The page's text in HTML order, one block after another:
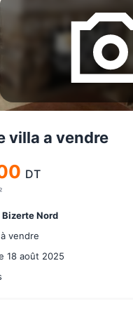
villa a vendre
DT
Bizerte Nord
vendre
18 août 2025